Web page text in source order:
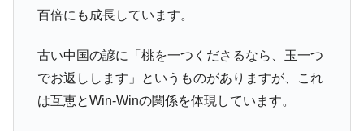
百倍にも成長しています。
古い中国の諺に「桃を一つくださるなら、玉一つ
でお返しします」というものがありますが、これ
は互恵とWin-Winの関係を体現しています。